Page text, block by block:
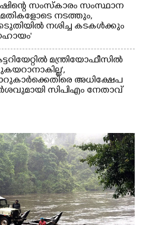
സംസ്കാരം സംസ്ഥാന
നടത്തും,
നശിച്ച കടകൾക്കും
മന്ത്രിയോഫീസിൽ
അധിക്ഷേപ
സിപിഎം നേതാവ്‌